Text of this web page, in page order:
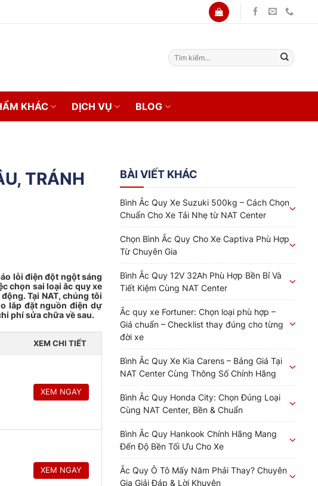
Tìm
kiếm:
KHÁC DỊCH VỤ BLOG
TRÁNH
lỗi điện đột ngột sáng
chọn sai loại ắc quy xe
động.Tại NAT, chúng tôi
lắp đặt nguồn điện dự
phí sửa chữa về sau.
XEM CHI TIẾT
XEM NGAY
XEM NGAY
BÀI VIẾT KHÁC
Bình Ắc Quy Xe Suzuki 500kg – Cách Chọn
Chuẩn Cho Xe Tải Nhẹ từ NAT Center
Chọn Bình Ắc Quy Cho Xe Captiva Phù Hợp
Từ Chuyên Gia
Bình Ắc Quy 12V 32Ah Phù Hợp Bền Bỉ Và
Tiết Kiệm Cùng NAT Center
Ắc quy xe Fortuner: Chọn loại phù hợp –
Giá chuẩn – Checklist thay đúng cho từng
đời xe
Bình Ắc Quy Xe Kia Carens – Bảng Giá Tại
NAT Center Cùng Thông Số Chính Hãng
Bình Ắc Quy Honda City: Chọn Đúng Loại
Cùng NAT Center, Bền & Chuẩn
Bình Ắc Quy Hankook Chính Hãng Mang
Đến Độ Bền Tối Ưu Cho Xe
Ắc Quy Ô Tô Mấy Năm Phải Thay? Chuyên
Gia Giải Đáp & Lời Khuyên